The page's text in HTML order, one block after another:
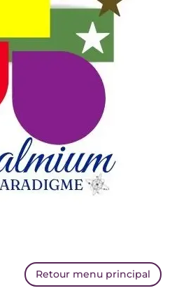
Retour menu principal